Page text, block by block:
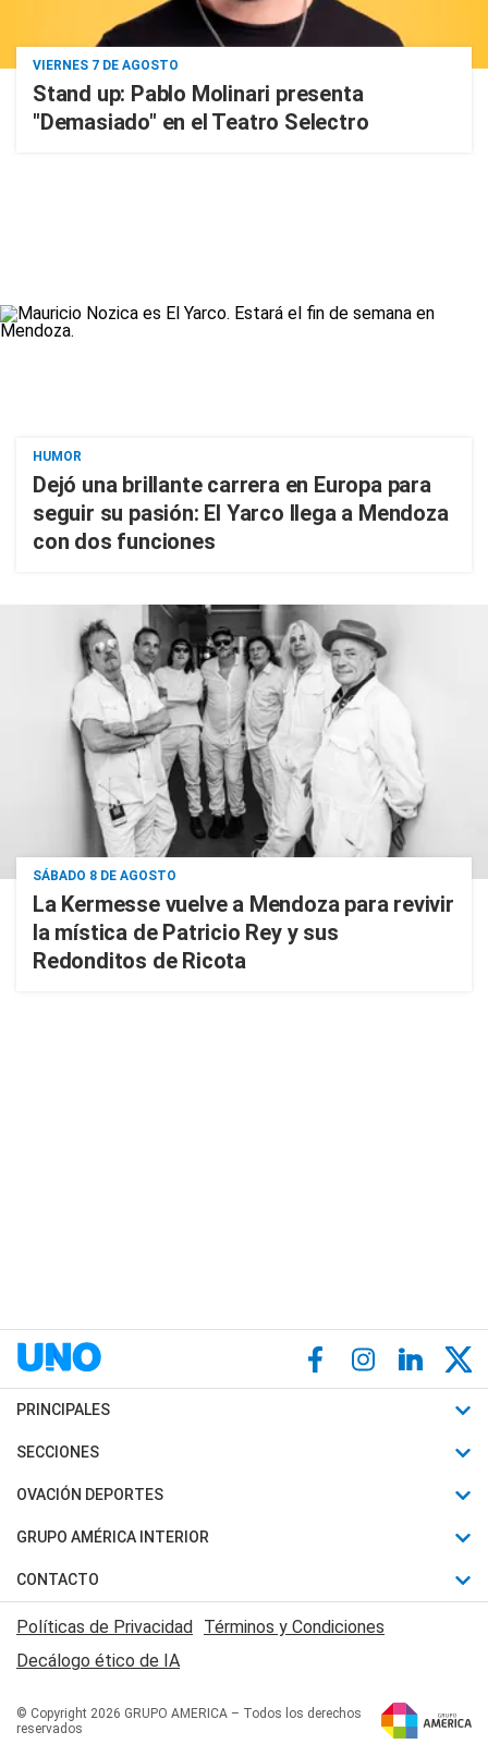
VIERNES 7 DE AGOSTO
Stand up: Pablo Molinari presenta
"Demasiado" en el Teatro Selectro
HUMOR
Dejó una brillante carrera en Europa para
seguir su pasión: El Yarco llega a Mendoza
con dos funciones
SÁBADO 8 DE AGOSTO
La Kermesse vuelve a Mendoza para revivir
la mística de Patricio Rey y sus
Redonditos de Ricota
PRINCIPALES
Últimas Noticias
Política
Judiciales
Economia
SECCIONES
Horóscopo
Motores
Trucos caseros
Series y Películas
Edictos y Solicitadas
OVACIÓN DEPORTES
Fútbol
Mundial
Automovilismo
Rugby
Básquet
GRUPO AMÉRICA INTERIOR
Canal 7 en Vivo
San Juan 8
CONTACTO
Acerca de Nosotros
Contactanos
Políticas de Privacidad Términos y Condiciones
Decálogo ético de IA
© Copyright 2026 GRUPO AMERICA – Todos los derechos
reservados